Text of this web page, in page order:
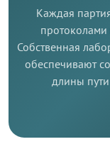
Каждая
Собственная
обеспечивают
длины